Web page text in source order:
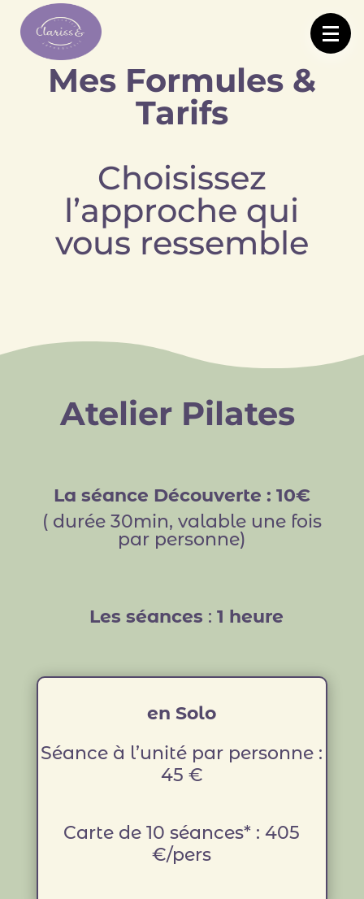
Mes Formules &
Tarifs
Choisissez
l’approche qui
vous ressemble
Atelier Pilates
La séance Découverte : 10€
( durée 30min, valable une fois
par personne)
Les séances :1 heure
en Solo
Séance à l’unité par personne :
45 €
Carte de 10 séances* : 405
€/pers